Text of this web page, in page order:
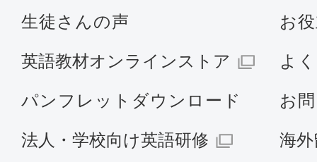
生徒さんの声 お
英語教材オンラインストア よ
パンフレットダウンロード お
法人・学校向け英語研修 海